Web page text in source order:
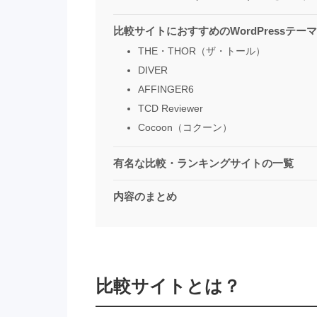
比較サイトにおすすめのWordPressテー
THE・THOR（ザ・トール）
DIVER
AFFINGER6
TCD Reviewer
Cocoon（コクーン）
有名な比較・ランキングサイトの一覧
内容のまとめ
比較サイトとは？